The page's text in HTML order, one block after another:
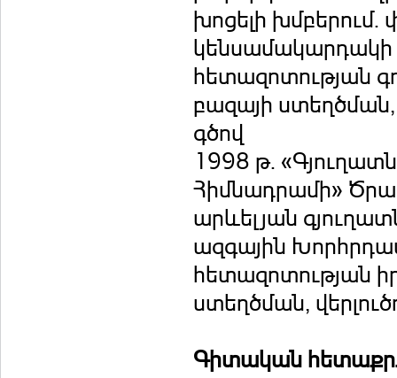
խոցելի
կենսամակարդակի
հետազոտության
բազայի
գծով
1998 թ.
Հիմնադրամի»
արևելյան
ազգային
հետազոտության
ստեղծման,
Գիտական